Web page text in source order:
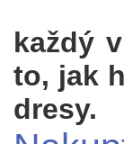
každý
to, jak
dresy.